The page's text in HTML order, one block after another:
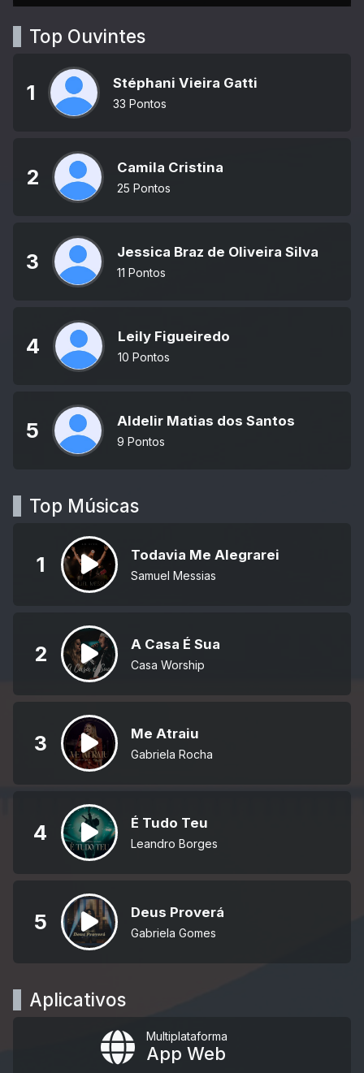
Top Ouvintes
1 Stéphani Vieira Gatti
33 Pontos
2 Camila Cristina
25 Pontos
3 Jessica Braz de Oliveira Silva
11 Pontos
4 Leily Figueiredo
10 Pontos
5 Aldelir Matias dos Santos
9 Pontos
Top Músicas
1 Todavia Me Alegrarei
Samuel Messias
2 A Casa É Sua
Casa Worship
3 Me Atraiu
Gabriela Rocha
4 É Tudo Teu
Leandro Borges
5 Deus Proverá
Gabriela Gomes
Aplicativos
Multiplataforma
App Web